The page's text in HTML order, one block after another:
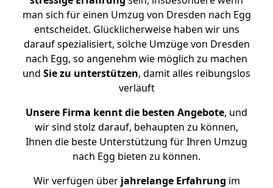
man sich für einen Umzug von Dresden nach Egg
entscheidet. Glücklicherweise haben wir uns
darauf spezialisiert, solche Umzüge von Dresden
nach Egg, so angenehm wie möglich zu machen
und Sie zu unterstützen, damit alles reibungslos
verläuft
Unsere Firma kennt die besten Angebote, und
wir sind stolz darauf, behaupten zu können,
Ihnen die beste Unterstützung für Ihren Umzug
nach Egg bieten zu können.
Wir verfügen überjahrelange Erfahrung im